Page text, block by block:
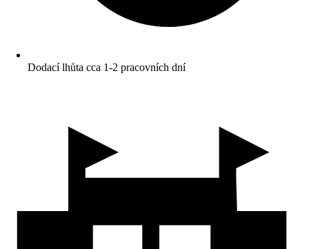
Dodací lhůta cca 1-2 pracovních dní